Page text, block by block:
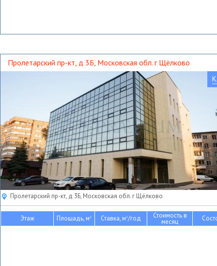
Пролетарский пр-кт, д 3Б, Московская обл. г Щёлково
Пролетарский пр-кт, д 3Б, Московская обл. г Щёлково
Этаж Площадь, м2 Ставка, м2/год Стоимость в
месяц